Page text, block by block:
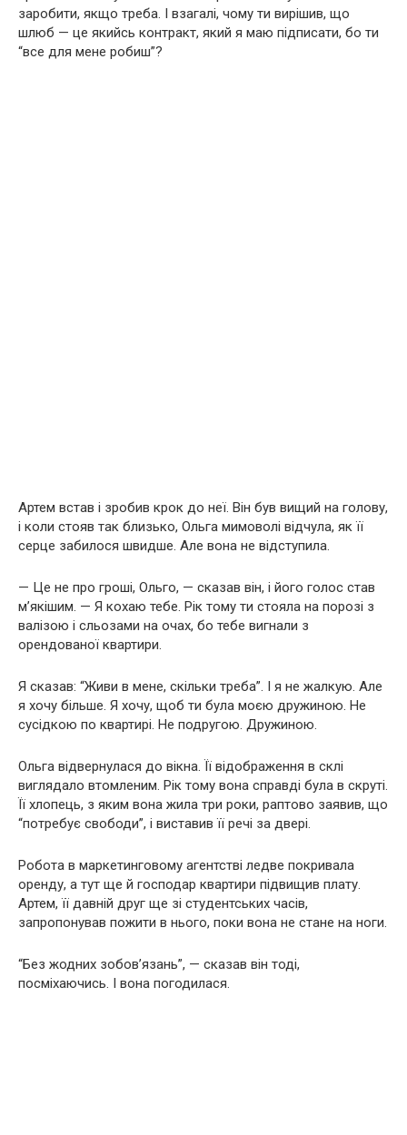
заробити, якщо треба. І взагалі, чому ти вирішив, що
шлюб — це якийсь контракт, який я маю підписати, бо ти
“все для мене робиш”?
Артем встав і зробив крок до неї. Він був вищий на голову,
і коли стояв так близько, Ольга мимоволі відчула, як її
серце забилося швидше. Але вона не відступила.
— Це не про гроші, Ольго, — сказав він, і його голос став
м’якішим. — Я кохаю тебе. Рік тому ти стояла на порозі з
валізою і сльозами на очах, бо тебе вигнали з
орендованої квартири.
Я сказав: “Живи в мене, скільки треба”. І я не жалкую. Але
я хочу більше. Я хочу, щоб ти була моєю дружиною. Не
сусідкою по квартирі. Не подругою. Дружиною.
Ольга відвернулася до вікна. Її відображення в склі
виглядало втомленим. Рік тому вона справді була в скруті.
Її хлопець, з яким вона жила три роки, раптово заявив, що
“потребує свободи”, і виставив її речі за двері.
Робота в маркетинговому агентстві ледве покривала
оренду, а тут ще й господар квартири підвищив плату.
Артем, її давній друг ще зі студентських часів,
запропонував пожити в нього, поки вона не стане на ноги.
“Без жодних зобов’язань”, — сказав він тоді,
посміхаючись. І вона погодилася.